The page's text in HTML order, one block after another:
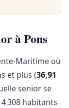
à Pons
Maritime où
et plus (36,91
senior se
308 habitants